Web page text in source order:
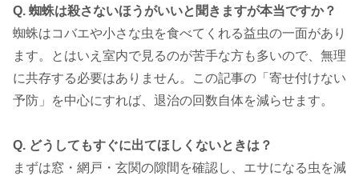
Q. 蜘蛛は殺さないほうがいいと聞きますが本当ですか？
蜘蛛はコバエや小さな虫を食べてくれる益虫の一面があり
ます。とはいえ室内で見るのが苦手な方も多いので、無理
に共存する必要はありません。この記事の「寄せ付けない
予防」を中心にすれば、退治の回数自体を減らせます。
Q. どうしてもすぐに出てほしくないときは？
まずは窓・網戸・玄関の隙間を確認し、エサになる虫を減